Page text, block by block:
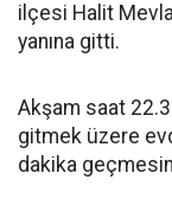
ilçesi Halit
yanına gitti.
Akşam saat
gitmek üzere
dakika